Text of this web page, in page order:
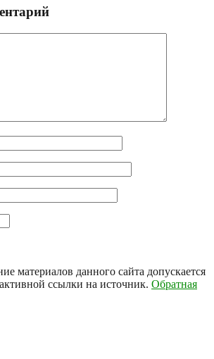
материалов данного сайта допускается
ссылки на источник. Обратная